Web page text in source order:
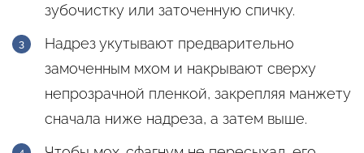
зубочистку или заточенную спичку.
Надрез укутывают предварительно
замоченным мхом и накрывают сверху
непрозрачной пленкой, закрепляя манжету
сначала ниже надреза, а затем выше.